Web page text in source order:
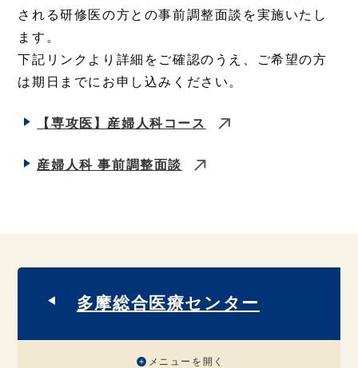
される研修医の方との事前調整面談を実施いたし
ます。
下記リンクより詳細をご確認のうえ、ご希望の方
は期日までにお申し込みください。
【専攻医】産婦人科コース
産婦人科 事前調整面談
多摩総合医療センター
メニューを開く